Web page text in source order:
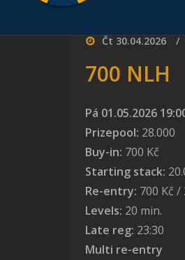
Čt 30.04.2026
700 NLH
Pá 01.05.2026
Prizepool: 28.000
Buy-in: 700 Kč
Starting stack:
Re-entry: 700 Kč /
Levels: 20 min.
Late reg: 23:30
Multi re-entry